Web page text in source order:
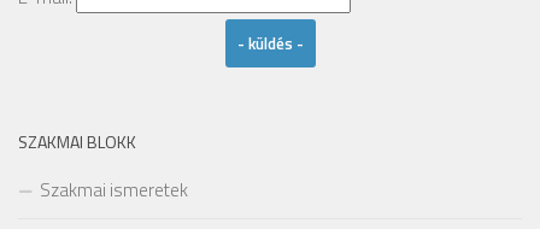
SZAKMAI BLOKK
Szakmai ismeretek